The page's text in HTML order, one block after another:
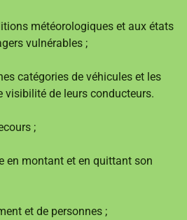
météorologiques et aux états
vulnérables ;
catégories de véhicules et les
de leurs conducteurs.
;
en montant et en quittant son
et de personnes ;